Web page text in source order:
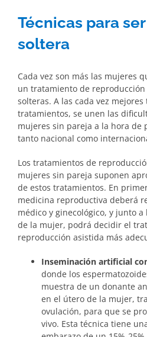
Técnicas para
soltera
Cada vez son más las mujeres
un tratamiento de
solteras. A las cada vez
tratamientos, se unen las
mujeres sin pareja a la hora de
tanto nacional como
Los tratamientos de
mujeres sin pareja suponen
de estos tratamientos. En
medicina reproductiva deberá
médico y ginecológico, y junto
de la mujer, podrá decidir el
reproducción asistida más
Inseminación artificial
donde los
muestra de un donante
en el útero de la mujer,
ovulación, para que se
vivo. Esta técnica tiene